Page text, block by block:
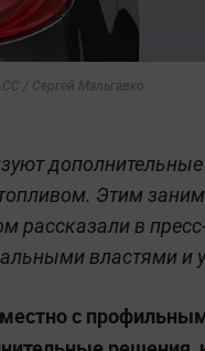
/ Сергей Мальгавко
Этим
рассказали в
властями и
с